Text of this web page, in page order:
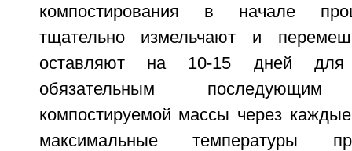
компостирования в начале
тщательно измельчают и
оставляют на 10-15 дней для
обязательным последующим
компостируемой массы через
максимальные температуры